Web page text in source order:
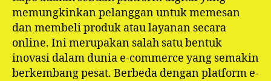
memungkinkan pelanggan untuk memesan
dan membeli produk atau layanan secara
online. Ini merupakan salah satu bentuk
inovasi dalam dunia e-commerce yang semakin
berkembang pesat. Berbeda dengan platform e-